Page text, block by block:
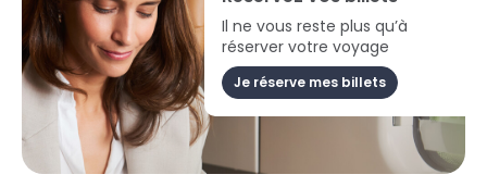
Il ne vous reste plus qu’à
réserver votre voyage
Je réserve mes billets